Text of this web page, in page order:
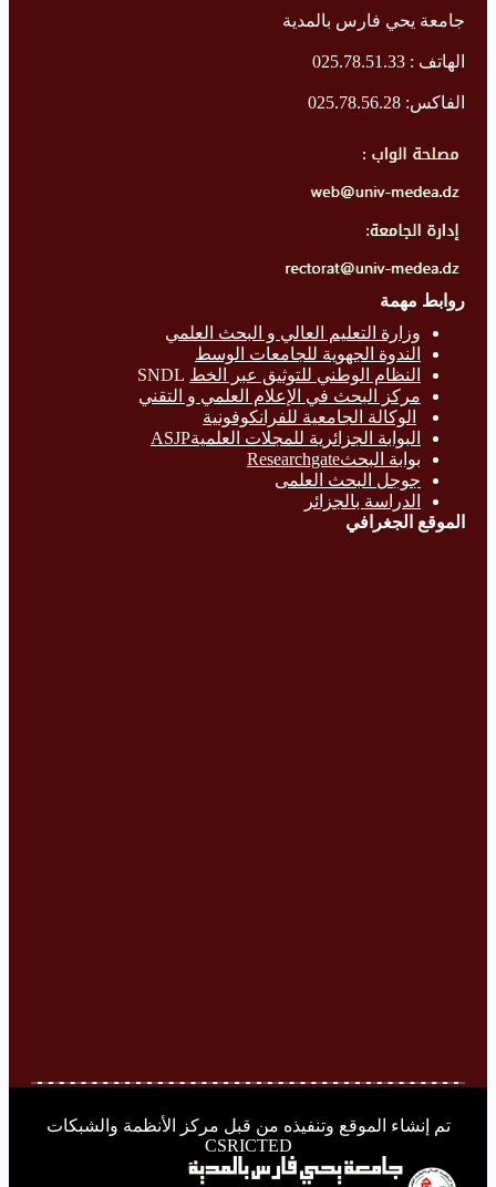
جامعة يحي فارس بالمدية
الهاتف : 025.78.51.33
الفاكس: 025.78.56.28
روابط مهمة
وزارة التعليم العالي و البحث العلمي
الندوة الجهوية للجامعات الوسط
النظام الوطني للتوثيق عبر الخط
مركز البحث في الإعلام العلمي و التقني
الوكالة الجامعية للفرانكوفونية
البوابة الجزائرية للمجلات العلميةASJP
بوابة البحثResearchgate
جوجل البحث العلمى
الدراسة بالجزائر
الموقع الجغرافي
تم إنشاء الموقع وتنفيذه من قبل مركز الأنظمة والشبكات
CSRICTED